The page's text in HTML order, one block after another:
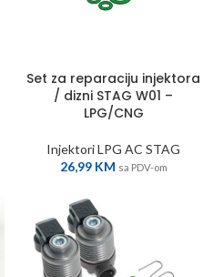
Set za reparaciju injektora
/ dizni STAG W01 –
LPG/CNG
Injektori LPG AC STAG
26,99 KM sa PDV-om